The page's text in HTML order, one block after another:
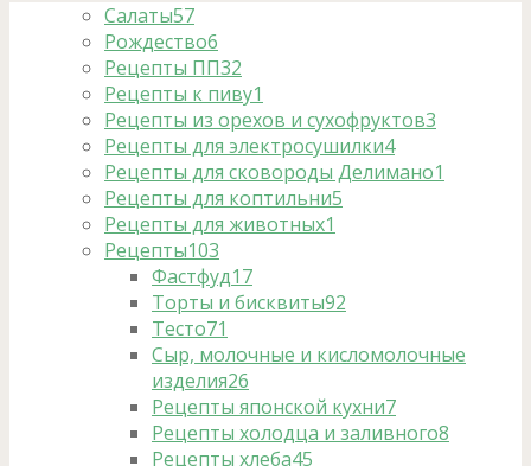
Салаты57
Рождество6
Рецепты ПП32
Рецепты к пиву1
Рецепты из орехов и сухофруктов3
Рецепты для электросушилки4
Рецепты для сковороды Делимано1
Рецепты для коптильни5
Рецепты для животных1
Рецепты103
Фастфуд17
Торты и бисквиты92
Тесто71
Сыр, молочные и кисломолочные
изделия26
Рецепты японской кухни7
Рецепты холодца и заливного8
Рецепты хлеба45